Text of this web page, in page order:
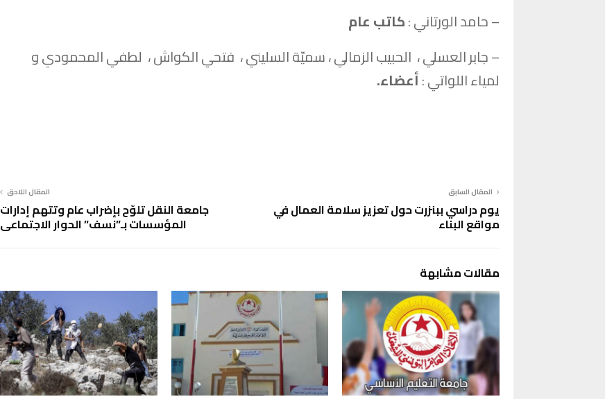
– حامد الورتاني :كاتب عام
– جابر العسلي ، الحبيب الزمالي ، سميّة السليني ، فتحي الكواش ، لطفي المحمودي و
لمياء اللواتي :أعضاء.
المقال السابق
يوم دراسي ببنزرت حول تعزيز سلامة العمال في
مواقع البناء
المقال اللاحق
جامعة النقل تلوّح بإضراب عام وتتهم إدارات
المؤسسات بـ”نسف” الحوار الاجتماعي
مقالات مشابهة